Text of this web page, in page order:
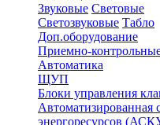
Звуковые Световые
Светозвуковые Табло
Доп.оборудование
Приемно-
Автоматика
ЩУП
Блоки управления
Автоматизированная
энергоресурсов